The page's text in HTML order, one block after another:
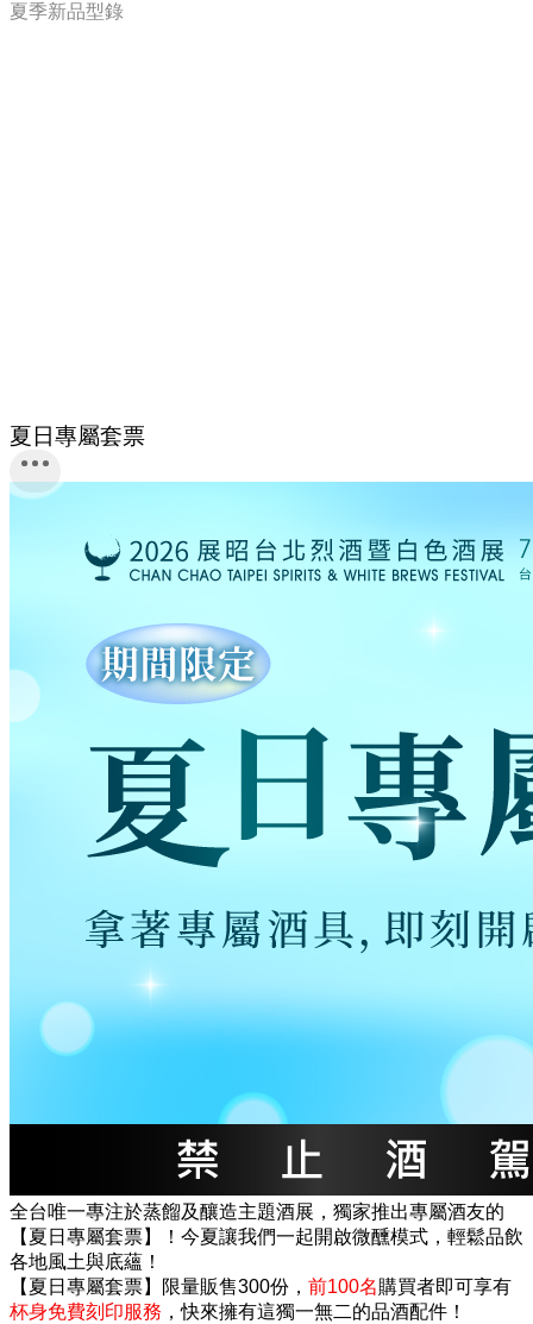
夏季新品型錄
夏日專屬套票
全台唯一專注於蒸餾及釀造主題酒展，獨家推出專屬酒友的
【夏日專屬套票】！今夏讓我們一起開啟微醺模式，輕鬆品飲
各地風土與底蘊！
【夏日專屬套票】限量販售300份， 前100名購買者即可享有
杯身免費刻印服務 ，快來擁有這獨一無二的品酒配件！